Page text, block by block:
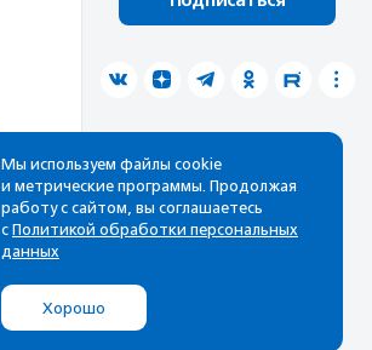
Мы используем файлы cookie
и метрические программы. Продолжая
работу с сайтом, вы соглашаетесь
с Политикой обработки персональных
данных
Хорошо